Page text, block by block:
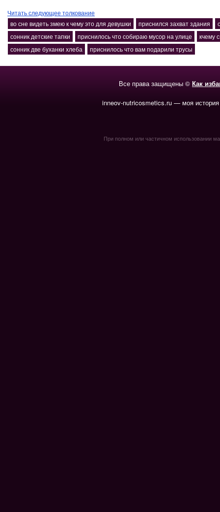
Читать следующее толкование
во сне видеть змею к чему это для девушки
приснился захват здания
сонник детские тапки
приснилось что собираю мусор на улице
кчему
сонник две буханки хлеба
приснилось что вам подарили трусы
Все права защищены © Как
inneov-nutricosmetics.ru — моя
При полном или частичном использовании